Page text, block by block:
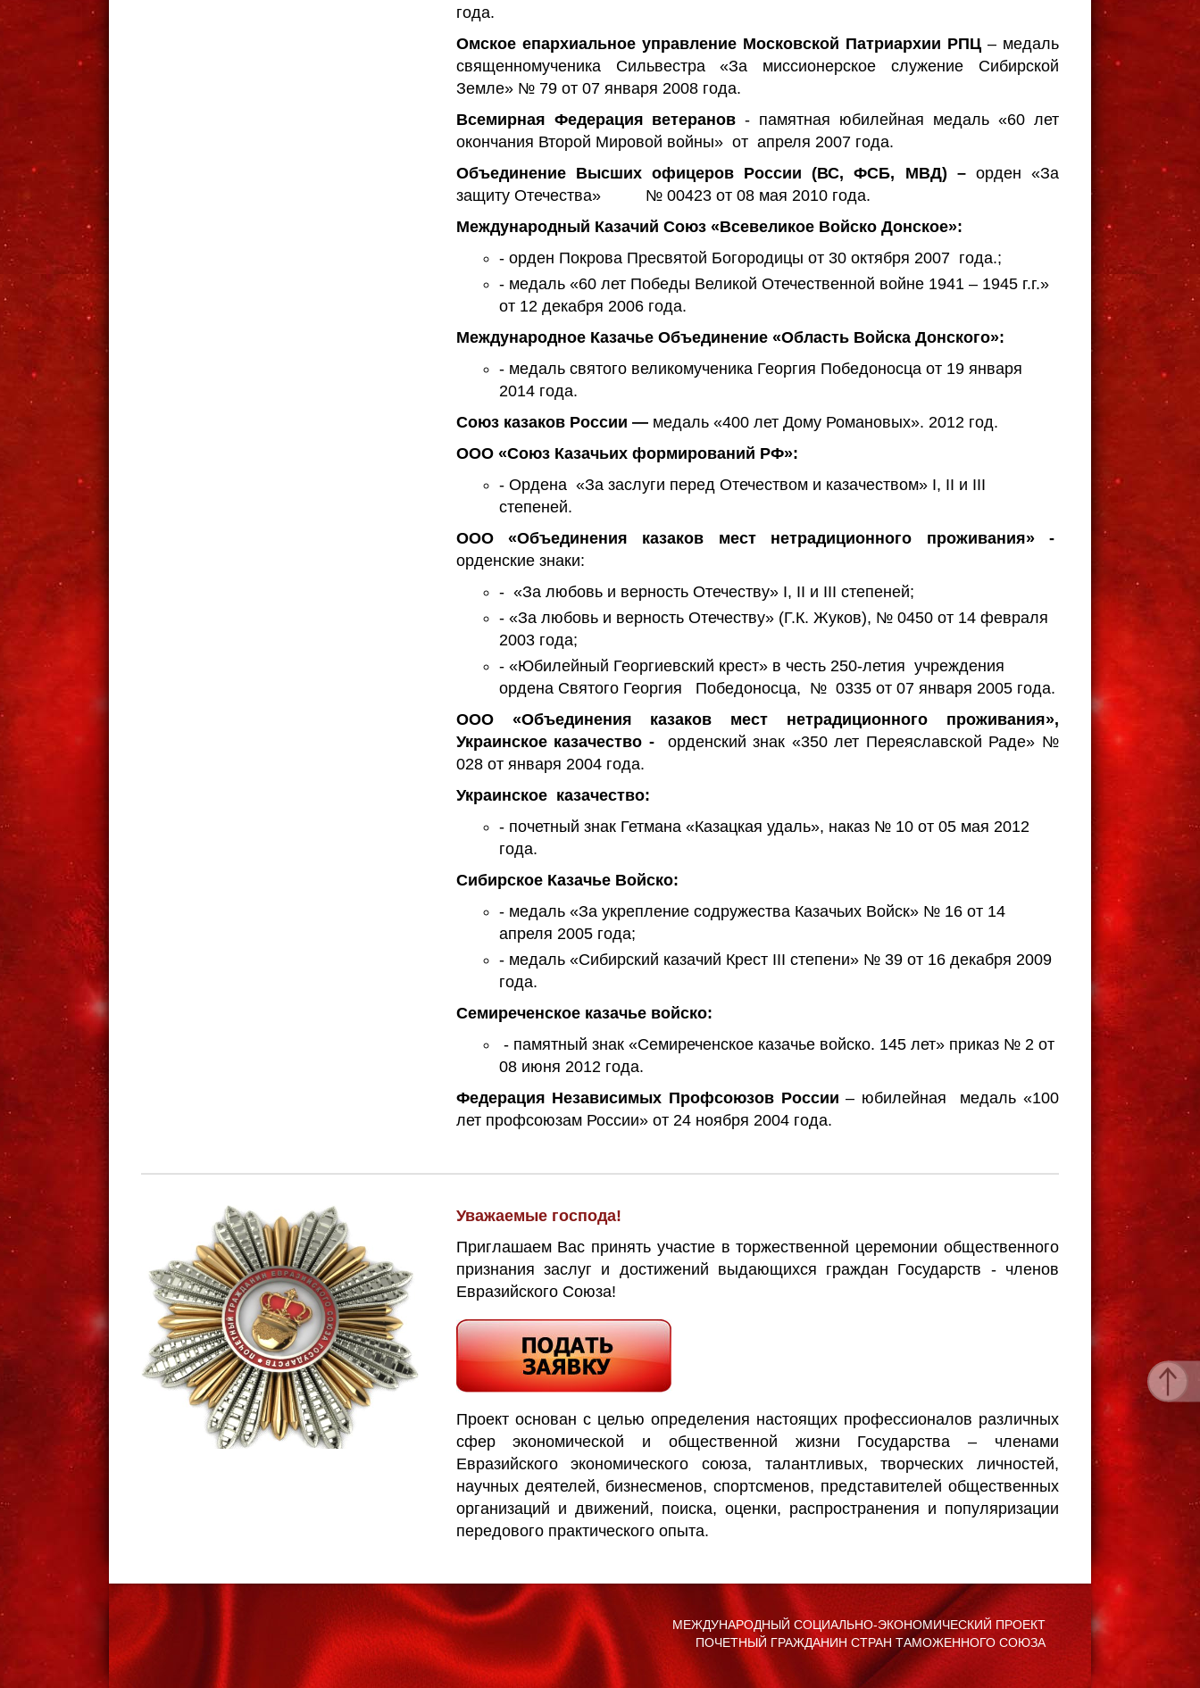
года.
Омское епархиальное управление Московской Патриархии РПЦ– медаль
священномученика Сильвестра «За миссионерское служение Сибирской
Земле» № 79 от 07 января 2008 года.
Всемирная Федерация ветеранов- памятная юбилейная медаль «60 лет
окончания Второй Мировой войны» от апреля 2007 года.
Объединение Высших офицеров России (ВС, ФСБ, МВД) – орден «За
защиту Отечества» № 00423 от 08 мая 2010 года.
Международный Казачий Союз «Всевеликое Войско Донское»:
- орден Покрова Пресвятой Богородицы от 30 октября 2007 года.;
- медаль «60 лет Победы Великой Отечественной войне 1941 – 1945 г.г.»
от 12 декабря 2006 года.
Международное Казачье Объединение «Область Войска Донского»:
- медаль святого великомученика Георгия Победоносца от 19 января
2014 года.
Союз казаков России — медаль «400 лет Дому Романовых». 2012 год.
ООО «Союз Казачьих формирований РФ»:
- Ордена «За заслуги перед Отечеством и казачеством» I, II и III
степеней.
ООО «Объединения казаков мест нетрадиционного проживания» -
орденские знаки:
- «За любовь и верность Отечеству» I, II и III степеней;
- «За любовь и верность Отечеству» (Г.К. Жуков), № 0450 от 14 февраля
2003 года;
- «Юбилейный Георгиевский крест» в честь 250-летия учреждения
ордена Святого Георгия Победоносца, № 0335 от 07 января 2005 года.
ООО «Объединения казаков мест нетрадиционного проживания»,
Украинское казачество - орденский знак «350 лет Переяславской Раде» №
028 от января 2004 года.
Украинское казачество:
- почетный знак Гетмана «Казацкая удаль», наказ № 10 от 05 мая 2012
года.
Сибирское Казачье Войско:
- медаль «За укрепление содружества Казачьих Войск» № 16 от 14
апреля 2005 года;
- медаль «Сибирский казачий Крест III степени» № 39 от 16 декабря 2009
года.
Семиреченское казачье войско:
- памятный знак «Семиреченское казачье войско. 145 лет» приказ № 2 от
08 июня 2012 года.
Федерация Независимых Профсоюзов России – юбилейная медаль «100
лет профсоюзам России» от 24 ноября 2004 года.
Уважаемые господа!
Приглашаем Вас принять участие в торжественной церемонии общественного
признания заслуг и достижений выдающихся граждан Государств - членов
Евразийского Союза!
Проект основан с целью определения настоящих профессионалов различных
сфер экономической и общественной жизни Государства – членами
Евразийского экономического союза, талантливых, творческих личностей,
научных деятелей, бизнесменов, спортсменов, представителей общественных
организаций и движений, поиска, оценки, распространения и популяризации
передового практического опыта.
МЕЖДУНАРОДНЫЙ СОЦИАЛЬНО-ЭКОНОМИЧЕСКИЙ ПРОЕКТ
ПОЧЕТНЫЙ ГРАЖДАНИН СТРАН ТАМОЖЕННОГО СОЮЗА